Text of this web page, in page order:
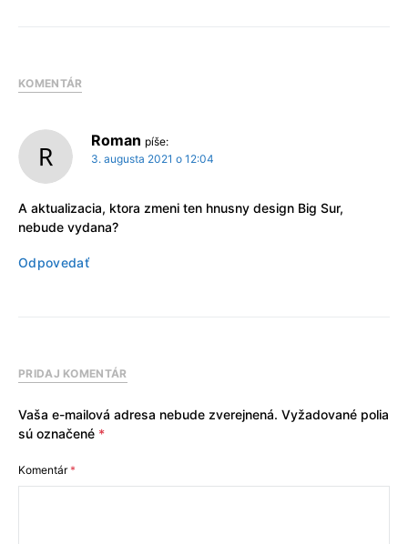
KOMENTÁR
Roman píše:
3. augusta 2021 o 12:04
A aktualizacia, ktora zmeni ten hnusny design Big Sur,
nebude vydana?
Odpovedať
PRIDAJ KOMENTÁR
Vaša e-mailová adresa nebude zverejnená. Vyžadované polia
sú označené *
Komentár*